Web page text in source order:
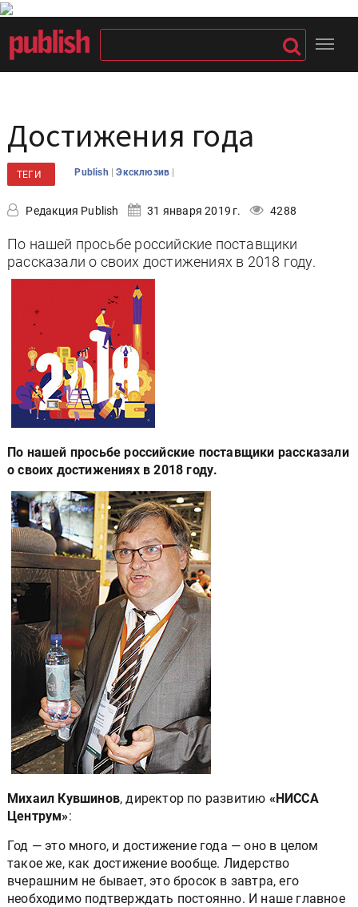
Достижения года
ТЕГИ Publish |Эксклюзив |
Редакция Publish 31 января 2019 г. 4288
По нашей просьбе российские поставщики
рассказали о своих достижениях в 2018 году.
По нашей просьбе российские поставщики рассказали
о своих достижениях в 2018 году.
Михаил Кувшинов, директор по развитию «НИССА
Центрум»:
Год — это много, и достижение года — оно в целом
такое же, как достижение вообще. Лидерство
вчерашним не бывает, это бросок в завтра, его
необходимо подтверждать постоянно. И наше главное